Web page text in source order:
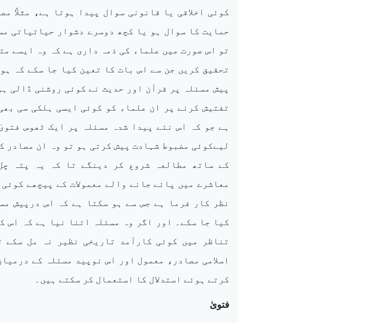
کوئی اخلاقی یا قانونی سوال پیدا ہوتا ہے، مثلاً
حمایت کا سوال ہو یا کچھ دوسرے دشوار حیاتیاتی
تو اس صورت میں علماء کی ذمہ داری ہے کہ وہ ایسے
تحقیق کریں جن سے اس بات کا تعین کیا جا سکے کہ
پیش مسئلہ پر قرآن اور حدیث نے کوئی روشنی ڈالی
تفتیش کرنے پر ان علماء کو کوئی ایسی ہلکی سی
ہے جو کہ اس نئے پیدا شدہ مسئلہ پر ایک ٹھوس
لیےکوئی مضبوط شہادت پیش کرتی ہو تو وہ ان مصادر
کے ساتھ مطالعہ شروع کر دینگے تا کہ یہ پتہ
معاشرے میں پائے جانے والے معمولات کے پیچھے کوئی
نظر کار فرما ہے جس سے ہو سکتا ہے کہ اس درپیش
کیا جا سکے۔ اور اگر وہ مسئلہ اتنا نیا ہے کہ اس
تناظر میں کوئی کارآمد تاریخی نظیر نہ مل سکے
اسلامی مصادر، معمول اور اس نوپید مسئلہ کے
کرتے ہوئے استدلال کا استعمال کر سکتے ہیں۔
فتویٰ